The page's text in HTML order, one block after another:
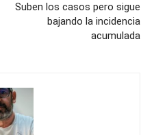
Suben los casos pero sigue
bajando la incidencia
acumulada